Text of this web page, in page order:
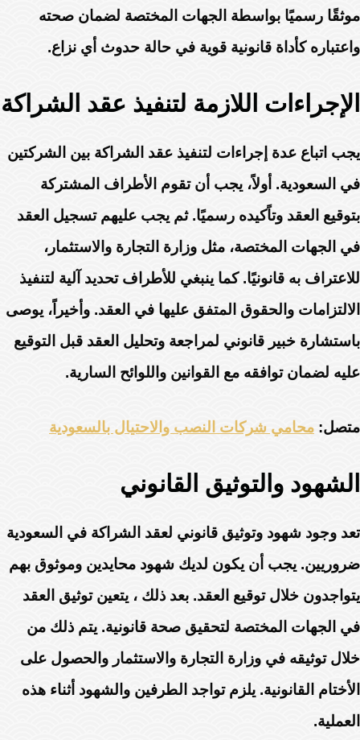
موثقًا رسميًا بواسطة الجهات المختصة لضمان صحته
واعتباره كأداة قانونية قوية في حالة حدوث أي نزاع.
الإجراءات اللازمة لتنفيذ عقد الشراكة
يجب اتباع عدة إجراءات لتنفيذ عقد الشراكة بين الشركتين
في السعودية. أولاً، يجب أن تقوم الأطراف المشتركة
بتوقيع العقد وتاًكيده رسميًا. ثم يجب عليهم تسجيل العقد
في الجهات المختصة، مثل وزارة التجارة والاستثمار،
للاعتراف به قانونيًا. كما ينبغي للأطراف تحديد آلية لتنفيذ
الالتزامات والحقوق المتفق عليها في العقد. وأخيراً، يوصى
باستشارة خبير قانوني لمراجعة وتحليل العقد قبل التوقيع
عليه لضمان توافقه مع القوانين واللوائح السارية.
متصل: محامي شركات النصب والاحتيال بالسعودية
الشهود والتوثيق القانوني
تعد وجود شهود وتوثيق قانوني لعقد الشراكة في السعودية
ضروريين. يجب أن يكون لديك شهود محايدين وموثوق بهم
يتواجدون خلال توقيع العقد. بعد ذلك ، يتعين توثيق العقد
في الجهات المختصة لتحقيق صحة قانونية. يتم ذلك من
خلال توثيقه في وزارة التجارة والاستثمار والحصول على
الأختام القانونية. يلزم تواجد الطرفين والشهود أثناء هذه
العملية.